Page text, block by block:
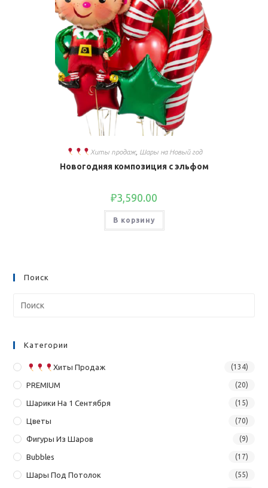
Хиты продаж, Шары на Новый год
Новогодняя композиция с эльфом
₽3,590.00
В корзину
Поиск
Категории
Хиты Продаж (134)
PREMIUM (20)
Шарики На 1 Сентября (15)
Цветы (70)
Фигуры Из Шаров (9)
Bubbles (17)
Шары Под Потолок (55)